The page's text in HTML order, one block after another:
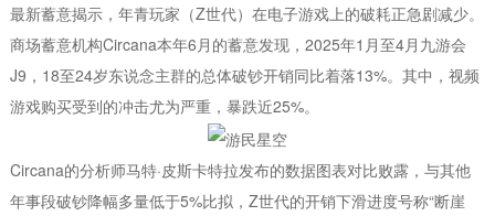
最新蓄意揭示，年青玩家（Z世代）在电子游戏上的破耗正急剧减少。
商场蓄意机构Circana本年6月的蓄意发现，2025年1月至4月九游会
J9，18至24岁东说念主群的总体破钞开销同比着落13%。其中，视频
游戏购买受到的冲击尤为严重，暴跌近25%。
Circana的分析师马特·皮斯卡特拉发布的数据图表对比败露，与其他
年事段破钞降幅多量低于5%比拟，Z世代的开销下滑进度号称“断崖